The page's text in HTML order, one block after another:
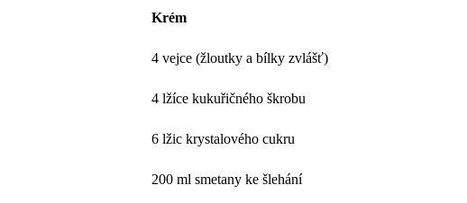
Krém
4 vejce (žloutky a bílky zvlášť)
4 lžíce kukuřičného škrobu
6 lžic krystalového cukru
200 ml smetany ke šlehání